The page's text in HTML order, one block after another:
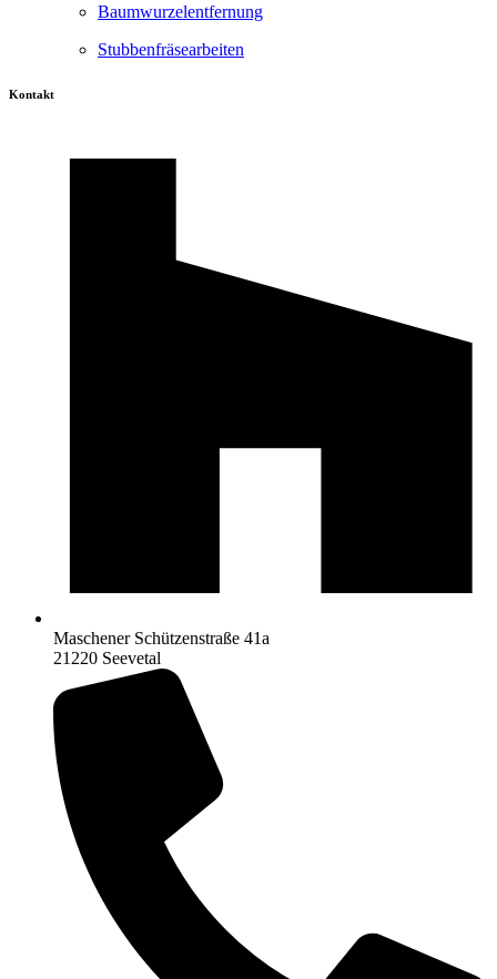
Baumwurzelentfernung
Stubbenfräsearbeiten
Kontakt
Maschener Schützenstraße 41a
21220 Seevetal